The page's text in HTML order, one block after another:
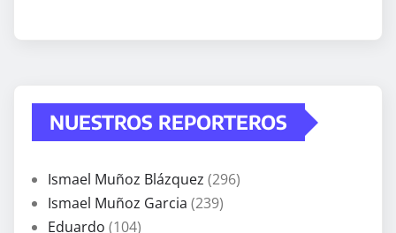
NUESTROS REPORTEROS
Ismael Muñoz Blázquez (296)
Ismael Muñoz Garcia (239)
Eduardo (104)